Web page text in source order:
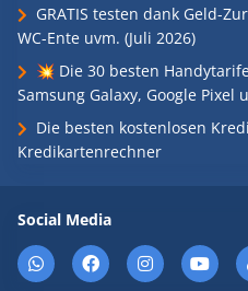
GRATIS testen dank Geld-
WC-Ente uvm. (Juli 2026)
💥 Die 30 besten
Samsung Galaxy, Google Pixel
Die besten kostenlosen
Kredikartenrechner
Social Media